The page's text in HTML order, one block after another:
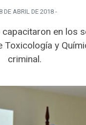
DE ABRILDE2018 -
en los
y
criminal.